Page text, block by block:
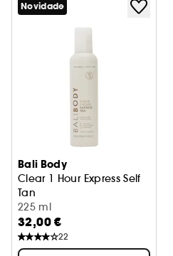
Novidade
Bali Body
Clear 1 Hour Express Self
Tan
Autobronzeador express 1 hora
225 ml
32,00 €
22